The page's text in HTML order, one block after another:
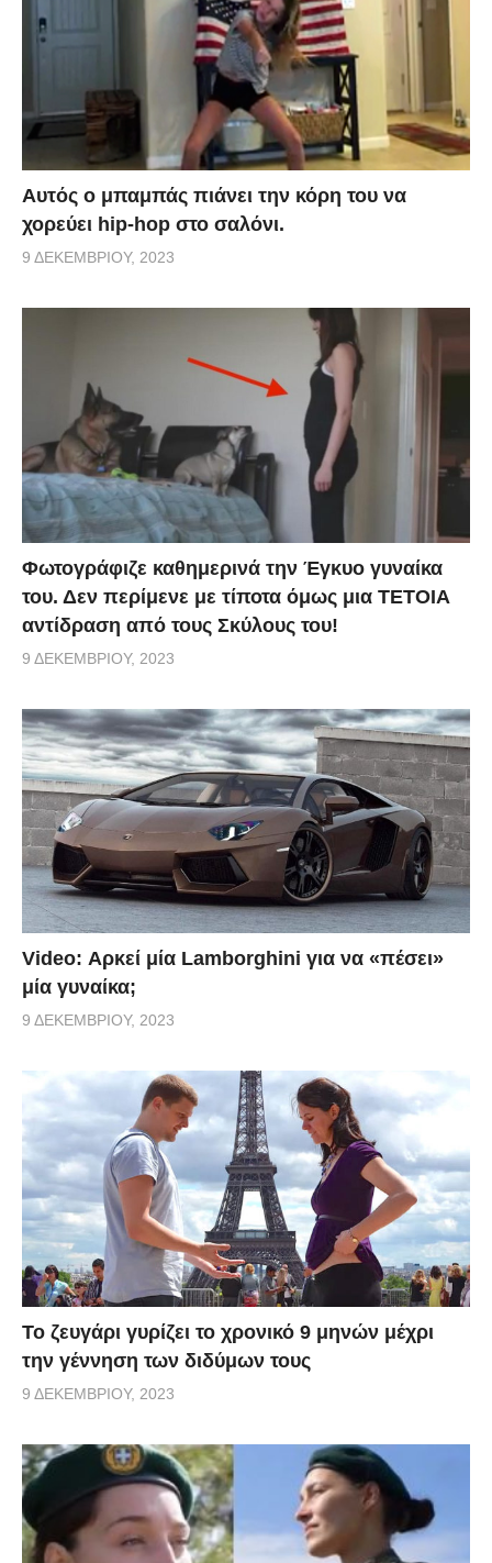
Αυτός ο μπαμπάς πιάνει την κόρη του να
χορεύει hip-hop στο σαλόνι.
9 ΔΕΚΕΜΒΡΊΟΥ, 2023
Φωτογράφιζε καθημερινά την Έγκυο γυναίκα
του. Δεν περίμενε με τίποτα όμως μια ΤΕΤΟΙΑ
αντίδραση από τους Σκύλους του!
9 ΔΕΚΕΜΒΡΊΟΥ, 2023
Video: Αρκεί μία Lamborghini για να «πέσει»
μία γυναίκα;
9 ΔΕΚΕΜΒΡΊΟΥ, 2023
Το ζευγάρι γυρίζει το χρονικό 9 μηνών μέχρι
την γέννηση των διδύμων τους
9 ΔΕΚΕΜΒΡΊΟΥ, 2023